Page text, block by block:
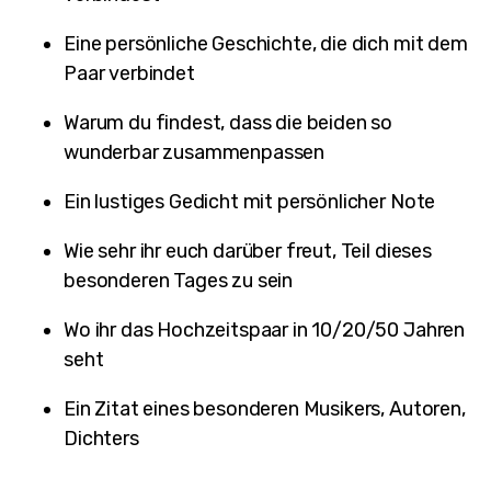
Eine persönliche Geschichte, die dich mit dem
Paar verbindet
Warum du findest, dass die beiden so
wunderbar zusammenpassen
Ein lustiges Gedicht mit persönlicher Note
Wie sehr ihr euch darüber freut, Teil dieses
besonderen Tages zu sein
Wo ihr das Hochzeitspaar in 10/20/50 Jahren
seht
Ein Zitat eines besonderen Musikers, Autoren,
Dichters